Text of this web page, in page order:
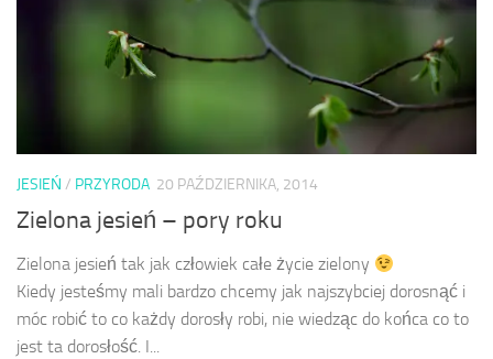
JESIEŃ / PRZYRODA 20 PAŹDZIERNIKA, 2014
Zielona jesień – pory roku
Zielona jesień tak jak człowiek całe życie zielony
Kiedy jesteśmy mali bardzo chcemy jak najszybciej dorosnąć i
móc robić to co każdy dorosły robi, nie wiedząc do końca co to
jest ta dorosłość. I...